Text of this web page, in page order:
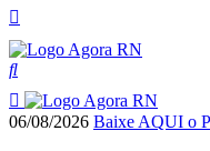
06/08/2026 Baixe AQUI o